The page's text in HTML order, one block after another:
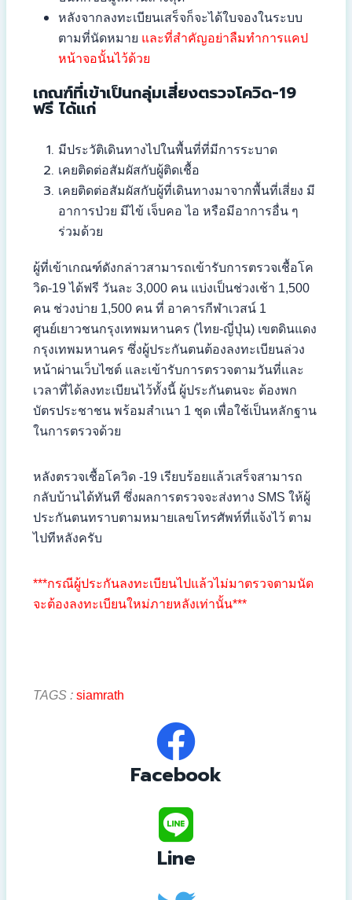
หลังจากลงทะเบียนเสร็จก็จะได้ใบจองในระบบ
ตามที่นัดหมาย และที่สำคัญอย่าลืมทำการแคป
หน้าจอนั้นไว้ด้วย
เกณฑ์ที่เข้าเป็นกลุ่มเสี่ยงตรวจโควิด-19
ฟรี ได้แก่
มีประวัติเดินทางไปในพื้นที่ที่มีการระบาด
เคยติดต่อสัมผัสกับผู้ติดเชื้อ
เคยติดต่อสัมผัสกับผู้ที่เดินทางมาจากพื้นที่เสี่ยง มี
อาการป่วย มีไข้ เจ็บคอ ไอ หรือมีอาการอื่น ๆ
ร่วมด้วย
ผู้ที่เข้าเกณฑ์ดังกล่าวสามารถเข้ารับการตรวจเชื้อโค
วิด-19 ได้ฟรี วันละ 3,000 คน แบ่งเป็นช่วงเช้า 1,500
คน ช่วงบ่าย 1,500 คน ที่ อาคารกีฬาเวสน์ 1
ศูนย์เยาวชนกรุงเทพมหานคร (ไทย-ญี่ปุ่น) เขตดินแดง
กรุงเทพมหานคร ซึ่งผู้ประกันตนต้องลงทะเบียนล่วง
หน้าผ่านเว็บไซต์ และเข้ารับการตรวจตามวันที่และ
เวลาที่ได้ลงทะเบียนไว้ทั้งนี้ ผู้ประกันตนจะ ต้องพก
บัตรประชาชน พร้อมสำเนา 1 ชุด เพื่อใช้เป็นหลักฐาน
ในการตรวจด้วย
หลังตรวจเชื้อโควิด -19 เรียบร้อยแล้วเสร็จสามารถ
กลับบ้านได้ทันที ซึ่งผลการตรวจจะส่งทาง SMS ให้ผู้
ประกันตนทราบตามหมายเลขโทรศัพท์ที่แจ้งไว้ ตาม
ไปทีหลังครับ
***กรณีผู้ประกันลงทะเบียนไปแล้วไม่มาตรวจตามนัด
จะต้องลงทะเบียนใหม่ภายหลังเท่านั้น***
TAGS : siamrath
Facebook
Line